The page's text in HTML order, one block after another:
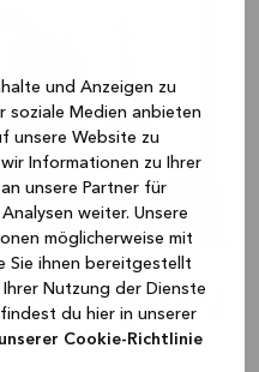
und Anzeigen zu
soziale Medien anbieten
unsere Website zu
Informationen zu Ihrer
unsere Partner für
weiter. Unsere
möglicherweise mit
Sie ihnen bereitgestellt
Ihrer Nutzung der Dienste
du hier in unserer
Cookie-Richtlinie
Raumgefühl
1.985 €